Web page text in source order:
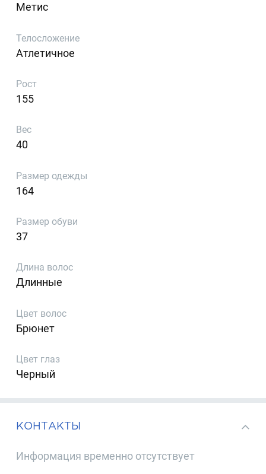
Метис
Телосложение
Атлетичное
Рост
155
Вес
40
Размер одежды
164
Размер обуви
37
Длина волос
Длинные
Цвет волос
Брюнет
Цвет глаз
Черный
КОНТАКТЫ
Информация временно отсутствует